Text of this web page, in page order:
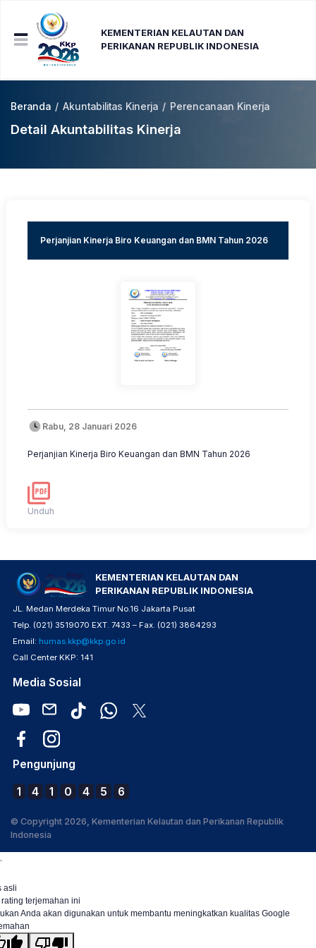
KEMENTERIAN KELAUTAN DAN
PERIKANAN REPUBLIK INDONESIA
Beranda / Akuntabilitas Kinerja / Perencanaan Kinerja
Detail Akuntabilitas Kinerja
Perjanjian Kinerja Biro Keuangan dan BMN Tahun 2026
Rabu, 28 Januari 2026
Perjanjian Kinerja Biro Keuangan dan BMN Tahun 2026
Unduh
KEMENTERIAN KELAUTAN DAN
PERIKANAN REPUBLIK INDONESIA
JL. Medan Merdeka Timur No.16 Jakarta Pusat
Telp. (021) 3519070 EXT. 7433 – Fax. (021) 3864293
Email: humas.kkp@kkp.go.id
Call Center KKP: 141
Media Sosial
Pengunjung
1 4 1 0 4 5 6
© Copyright 2026, Kementerian Kelautan dan Perikanan Republik
Indonesia
.
asli
terjemahan ini
Anda akan digunakan untuk membantu meningkatkan kualitas Google